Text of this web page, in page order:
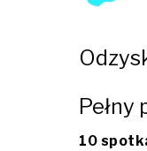
Pełny
10